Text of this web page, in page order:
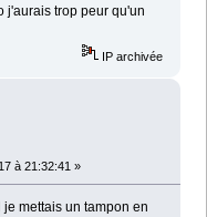
j'aurais trop peur qu'un
IP archivée
à 21:32:41 »
mettais un tampon en